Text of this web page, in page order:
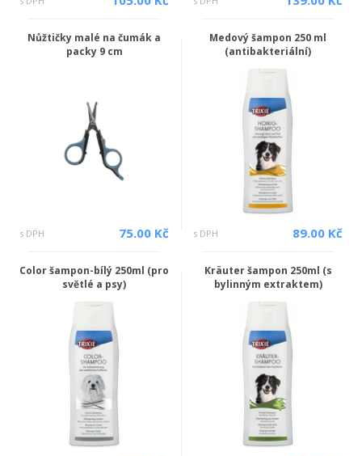
Nůžtičky malé na čumák a
packy 9 cm
s DPH 75.00 Kč
Medový šampon 250 ml
(antibakteriální)
s DPH 89.00 Kč
Color šampon-bílý 250ml (pro
světlé a psy)
Kräuter šampon 250ml (s
bylinným extraktem)